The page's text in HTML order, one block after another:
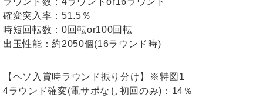
確変突入率：51.5％
時短回転数：0回転or100回転
出玉性能：約2050個(16ラウンド時)
【ヘソ入賞時ラウンド振り分け】※特図1
4ラウンド確変(電サポなし初回のみ)：14％